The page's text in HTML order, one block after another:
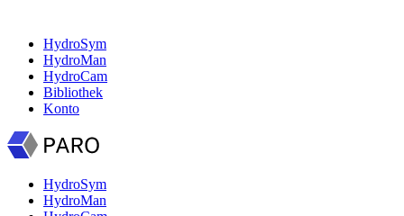
HydroSym
HydroMan
HydroCam
Bibliothek
Konto
HydroSym
HydroMan